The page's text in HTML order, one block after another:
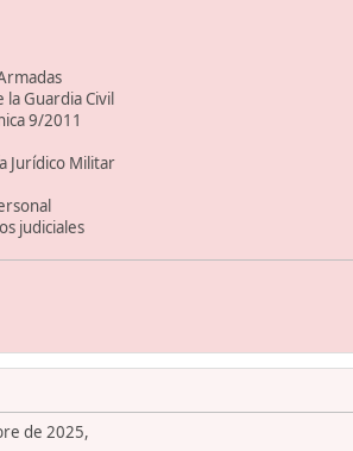
Guardia Civil
9/2011
Jurídico Militar
judiciales
de 2025,